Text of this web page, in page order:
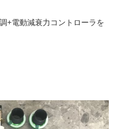
+電動減衰力コントローラを